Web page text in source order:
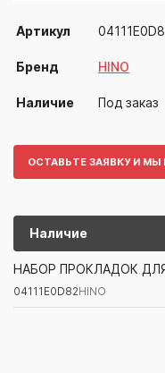
Артикул
Бренд HINO
Наличие Под заказ
ОСТАВЬТЕ ЗАЯВКУ И
Наличие
Артикул/Бренд
04111E0D82HINO
НАБОР ПРОКЛАДОК
04111E0D82HINO